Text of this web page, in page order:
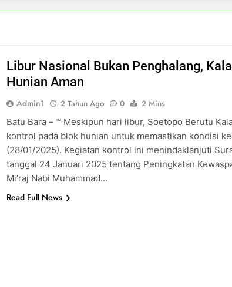
Libur Nasional Bukan Penghalang,
Hunian Aman
Admin1 2 Tahun Ago 0
2 Mins
Batu Bara – ™ Meskipun hari libur, Soetopo Berutu
kontrol pada blok hunian untuk memastikan kondisi
(28/01/2025). Kegiatan kontrol ini menindaklanjuti
tanggal 24 Januari 2025 tentang Peningkatan
Mi’raj Nabi Muhammad…
Read Full News